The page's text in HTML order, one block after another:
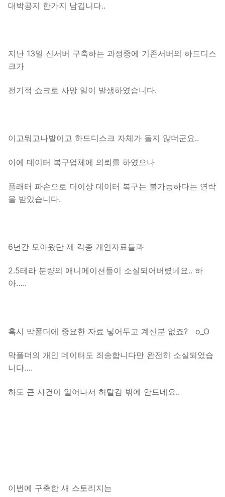
대박공지 한가지 남깁니다..
지난 13일 신서버 구축하는 과정중에 기존서버의 하드디스
크가
전기적 쇼크로 사망 일이 발생하였습니다.
이고뭐고나발이고 하드디스크 자체가 돌지 않더군요..
이에 데이터 복구업체에 의뢰를 하였으나
플래터 파손으로 더이상 데이터 복구는 불가능하다는 연락
을 받았습니다.
6년간 모아왔단 제 각종 개인자료들과
2.5테라 분량의 애니메이션들이 소실되어버렸네요.. 하
아…..
혹시 막폴더에 중요한 자료 넣어두고 계신분 없죠? o_O
막폴더의 개인 데이터도 죄송합니다만 완전히 소실되었습
니다….
하도 큰 사건이 일어나서 허탈감 밖에 안드네요..
이번에 구축한 새 스토리지는